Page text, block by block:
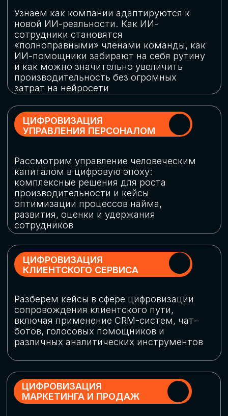
огромную статью затрат
ОБЛАЧНЫЕ ТЕХНОЛОГИИ
Подискутируем, какие облачные решения
существуют на рынке и почему
использование мультиоблачных моделей
не только снижает затраты, но и
«пересборки» бизнес-моделей
СКАЧАТЬ
ПРОГРАММУ
КОНФЕРЕНЦИИ
Оставьте заявку, мы направим вам
программу конференции
СКАЧАТЬ ПРОГРАММУ
СПИКЕРЫ
СТАТЬ СПИКЕРОМ
В конференции участвовали более 120 спикеров